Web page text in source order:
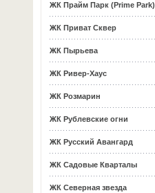
ЖК Прайм Парк (Prime Park)
ЖК Приват Сквер
ЖК Пырьева
ЖК Ривер-Хаус
ЖК Розмарин
ЖК Рублевские огни
ЖК Русский Авангард
ЖК Садовые Кварталы
ЖК Северная звезда